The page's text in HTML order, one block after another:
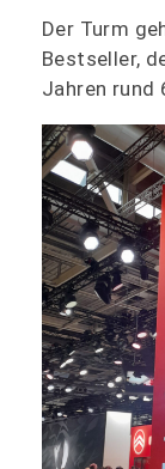
Der Turm
Bestseller,
Jahren rund